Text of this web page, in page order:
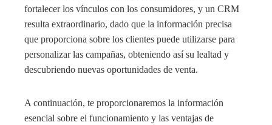
fortalecer los vínculos con los consumidores, y un CRM
resulta extraordinario, dado que la información precisa
que proporciona sobre los clientes puede utilizarse para
personalizar las campañas, obteniendo así su lealtad y
descubriendo nuevas oportunidades de venta.
A continuación, te proporcionaremos la información
esencial sobre el funcionamiento y las ventajas de